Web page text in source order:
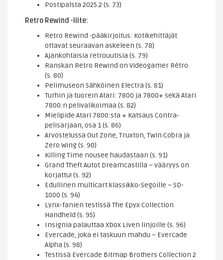
Postipalsta 2025.2 (s. 73)
Retro Rewind -liite:
Retro Rewind -pääkirjoitus: Kotikehittäjät
ottavat seuraavan askeleen (s. 78)
Ajankohtaisia retrouutisia (s. 79)
Ranskan Retro Rewind on Videogamer Rétro
(s. 80)
Pelimuseon Sähköinen Electra (s. 81)
Turhin ja tuorein Atari: 7800 ja 7800+ sekä Atari
7800:n pelivalikoimaa (s. 82)
Mielipide Atari 7800:sta + Katsaus Contra-
pelisarjaan, osa 1 (s. 86)
Arvostelussa Out Zone, Truxton, Twin Cobra ja
Zero Wing (s. 90)
Killing Time nousee haudastaan (s. 91)
Grand Theft Autot Dreamcastilla – vääryys on
korjattu! (s. 92)
Edullinen multicart klassikko-Segoille – SD-
1000 (s. 94)
Lynx-fanien testissä The Epyx Collection
Handheld (s. 95)
Insignia palauttaa Xbox Liven linjoille (s. 96)
Evercade, joka ei taskuun mahdu – Evercade
Alpha (s. 98)
Testissä Evercade Bitmap Brothers Collection 2